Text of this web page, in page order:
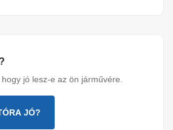
jó lesz-e az ön járművére.
JÓ?